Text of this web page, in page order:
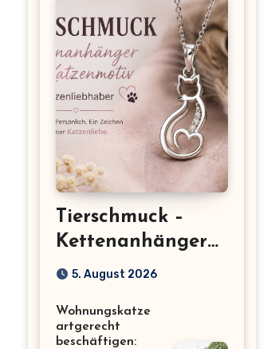
Tierschmuck –
Kettenanhänger
mit Katzenmotiv
Katzenliebhaber
5. August 2026
Wohnungskatze
artgerecht
beschäftigen: